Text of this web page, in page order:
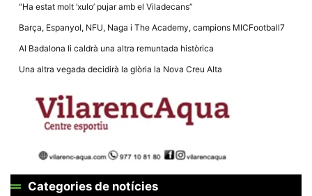
“Ha estat molt ‘xulo’ pujar amb el Viladecans”
Barça, Espanyol, NFU, Naga i The Academy, campions MICFootball7
Al Badalona li caldrà una altra remuntada històrica
Una altra vegada decidirà la glòria la Nova Creu Alta
Categories de notícies
Necessàries
cookies no
opcionals,
necessàries
tècnic de la
web.
Estadístiques